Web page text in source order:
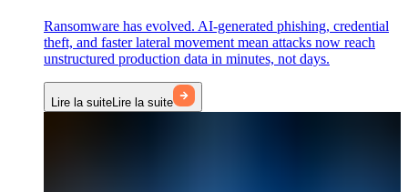
Ransomware has evolved. AI-generated phishing, credential
theft, and faster lateral movement mean attacks now reach
unstructured production data in minutes, not days.
Lire la suiteLire la suite